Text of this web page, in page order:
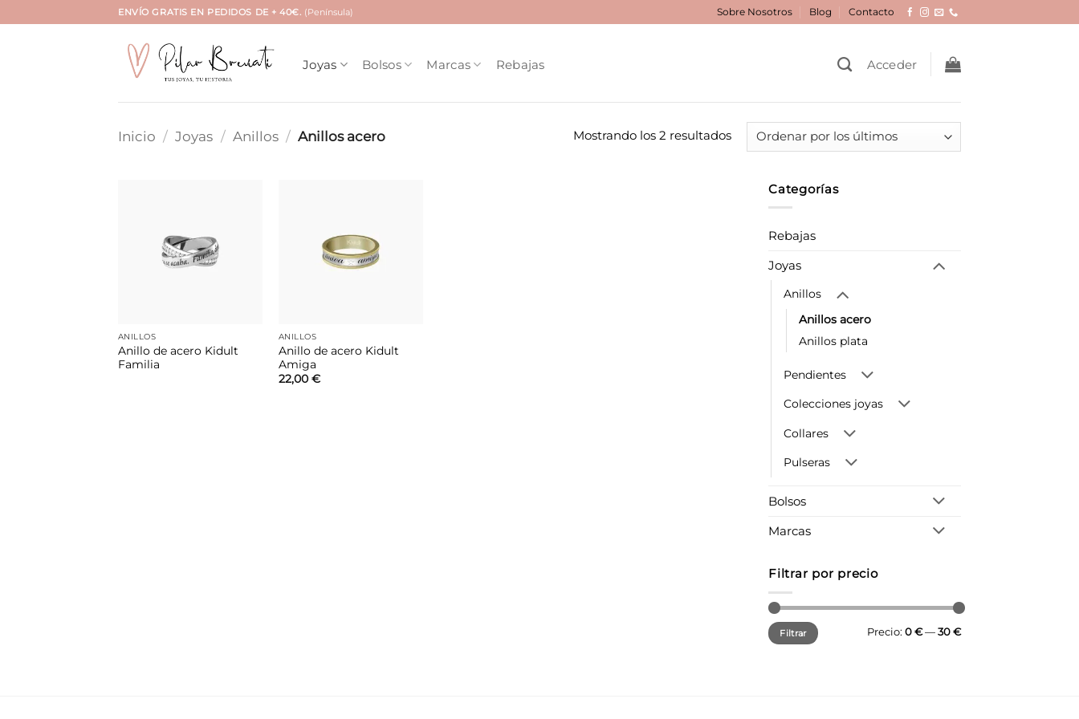
al
ENVÍO GRATIS EN PEDIDOS DE + 40€. (Península) Sobre Nosotros Blog Contacto
Joyas Bolsos Marcas Rebajas Acceder
Inicio / Joyas / Anillos / Anillos acero Mostrando los 2 resultadosOrdenado
por
últimos
ANILLOS
Anillo de acero Kidult
Familia
ANILLOS
Anillo de acero Kidult
Amiga
22,00 €
Categorías
Rebajas
Joyas
Anillos
Anillos acero
Anillos plata
Pendientes
Colecciones joyas
Collares
Pulseras
Bolsos
Marcas
Filtrar por precio
Precio
mínimo
Precio
máximo
Filtrar Precio: 0 €—30 €